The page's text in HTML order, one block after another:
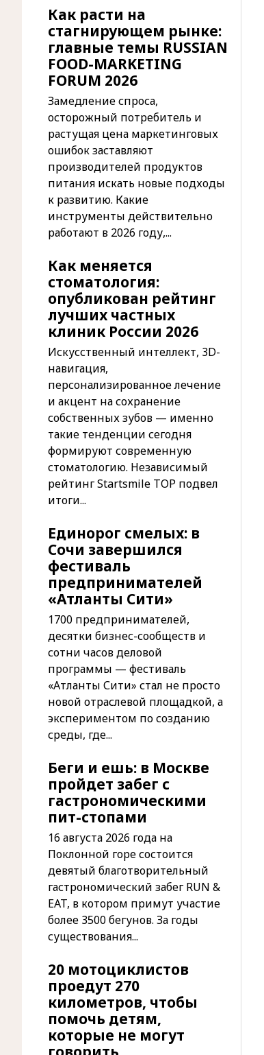
Как расти на
стагнирующем рынке:
главные темы RUSSIAN
FOOD-MARKETING
FORUM 2026
Замедление спроса,
осторожный потребитель и
растущая цена маркетинговых
ошибок заставляют
производителей продуктов
питания искать новые подходы
к развитию. Какие
инструменты действительно
работают в 2026 году,...
Как меняется
стоматология:
опубликован рейтинг
лучших частных
клиник России 2026
Искусственный интеллект, 3D-
навигация,
персонализированное лечение
и акцент на сохранение
собственных зубов — именно
такие тенденции сегодня
формируют современную
стоматологию. Независимый
рейтинг Startsmile TOP подвел
итоги...
Единорог смелых: в
Сочи завершился
фестиваль
предпринимателей
«Атланты Сити»
1700 предпринимателей,
десятки бизнес-сообществ и
сотни часов деловой
программы — фестиваль
«Атланты Сити» стал не просто
новой отраслевой площадкой, а
экспериментом по созданию
среды, где...
Беги и ешь: в Москве
пройдет забег с
гастрономическими
пит-стопами
16 августа 2026 года на
Поклонной горе состоится
девятый благотворительный
гастрономический забег RUN &
EAT, в котором примут участие
более 3500 бегунов. За годы
существования...
20 мотоциклистов
проедут 270
километров, чтобы
помочь детям,
которые не могут